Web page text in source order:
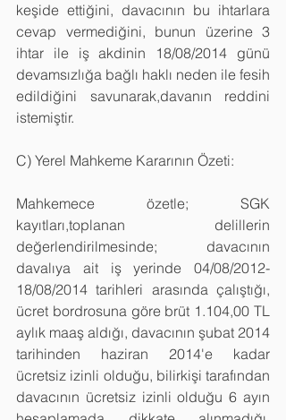
keşide ettiğini, davacının bu ihtarlara
cevap vermediğini, bunun üzerine 3
ihtar ile iş akdinin 18/08/2014 günü
devamsızlığa bağlı haklı neden ile fesih
edildiğini savunarak,davanın reddini
istemiştir.
C) Yerel Mahkeme Kararının Özeti:
Mahkemece özetle; SGK
kayıtları,toplanan delillerin
değerlendirilmesinde; davacının
davalıya ait iş yerinde 04/08/2012-
18/08/2014 tarihleri arasında çalıştığı,
ücret bordrosuna göre brüt 1.104,00 TL
aylık maaş aldığı, davacının şubat 2014
tarihinden haziran 2014'e kadar
ücretsiz izinli olduğu, bilirkişi tarafından
davacının ücretsiz izinli olduğu 6 ayın